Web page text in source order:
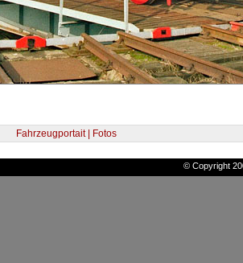
Fahrzeugportait | Fotos
© Copyright